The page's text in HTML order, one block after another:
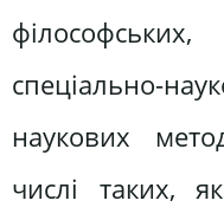
спеціально-
наукових
числі таких,